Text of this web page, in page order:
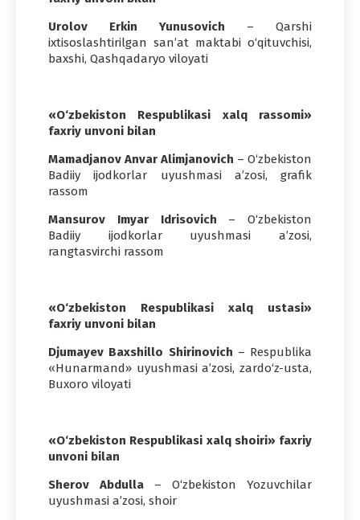
Urolov Erkin Yunusovich – Qarshi
ixtisoslashtirilgan san’at maktabi o‘qituvchisi,
baxshi, Qashqadaryo viloyati
«O‘zbekiston Respublikasi xalq rassomi»
faxriy unvoni bilan
Mamadjanov Anvar Alimjanovich – O‘zbekiston
Badiiy ijodkorlar uyushmasi a’zosi, grafik
rassom
Mansurov Imyar Idrisovich – O‘zbekiston
Badiiy ijodkorlar uyushmasi a’zosi,
rangtasvirchi rassom
«O‘zbekiston Respublikasi xalq ustasi»
faxriy unvoni bilan
Djumayev Baxshillo Shirinovich – Respublika
«Hunarmand» uyushmasi a’zosi, zardo‘z-usta,
Buxoro viloyati
«O‘zbekiston Respublikasi xalq shoiri» faxriy
unvoni bilan
Sherov Abdulla – O‘zbekiston Yozuvchilar
uyushmasi a’zosi, shoir